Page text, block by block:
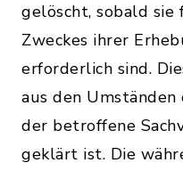
gelöscht, sobald sie
Zweckes ihrer
erforderlich sind.
aus den Umständen
der betroffene
geklärt ist. Die